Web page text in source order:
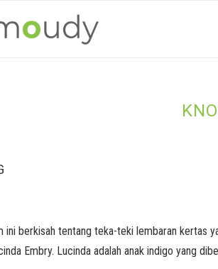
ini berkisah tentang teka-teki lembaran kertas
Embry. Lucinda adalah anak indigo yang